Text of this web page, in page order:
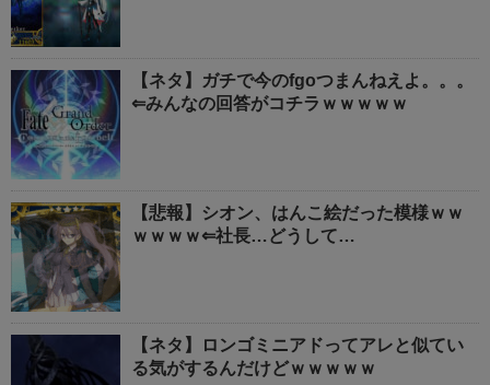
【ネタ】ガチで今のfgoつまんねえよ。。。
⇐みんなの回答がコチラｗｗｗｗｗ
【悲報】シオン、はんこ絵だった模様ｗｗ
ｗｗｗｗ⇐社長…どうして…
【ネタ】ロンゴミニアドってアレと似てい
る気がするんだけどｗｗｗｗｗ